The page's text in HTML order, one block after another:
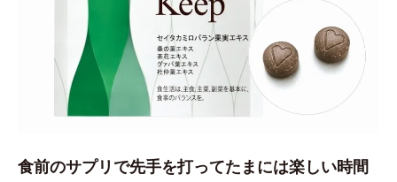
食前のサプリで先手を打ってたまには楽しい時間